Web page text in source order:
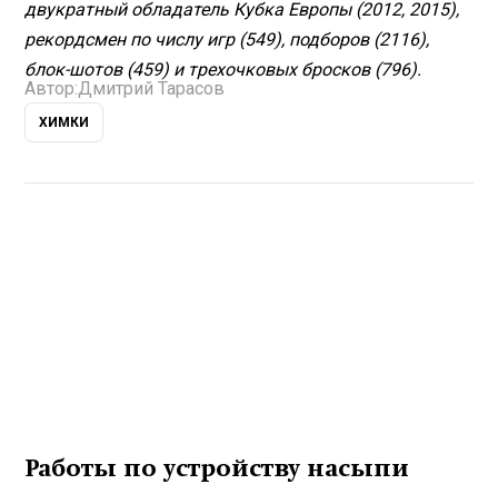
двукратный обладатель Кубка Европы (2012, 2015),
рекордсмен по числу игр (549), подборов (2116),
блок-шотов (459) и трехочковых брос­ков (796).
Автор:Дмитрий Тарасов
ХИМКИ
Работы по устройству насыпи